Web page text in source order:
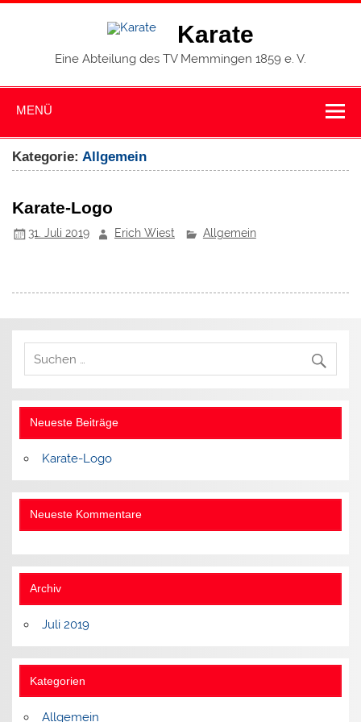
Zum
Karate
Eine Abteilung des TV Memmingen 1859 e. V.
MENÜ
Kategorie:Allgemein
Karate-Logo
31. Juli 2019 Erich Wiest Allgemein
Neueste Beiträge
Karate-Logo
Neueste Kommentare
Archiv
Juli 2019
Kategorien
Allgemein